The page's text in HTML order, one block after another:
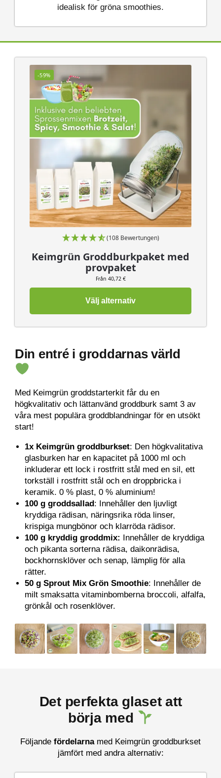
idealisk för gröna smoothies.
-59%
(108 Bewertungen)
Keimgrün Groddburkpaket med
provpaket
Från 40,72 €
Välj alternativ
Din entré i groddarnas värld
Med Keimgrün groddstarterkit får du en
högkvalitativ och lättanvänd groddburk samt 3 av
våra mest populära groddblandningar för en utsökt
start!
1x Keimgrün groddburkset: Den högkvalitativa
glasburken har en kapacitet på 1000 ml och
inkluderar ett lock i rostfritt stål med en sil, ett
torkställ i rostfritt stål och en droppbricka i
keramik. 0 % plast, 0 % aluminium!
100 g groddsallad: Innehåller den ljuvligt
kryddiga rädisan, näringsrika röda linser,
krispiga mungbönor och klarröda rädisor.
100 g kryddig groddmix: Innehåller de kryddiga
och pikanta sorterna rädisa, daikonrädisa,
bockhornsklöver och senap, lämplig för alla
rätter.
50 g Sprout Mix Grön Smoothie: Innehåller de
milt smaksatta vitaminbomberna broccoli, alfalfa,
grönkål och rosenklöver.
Det perfekta glaset att
börja med
Följande fördelarnamed Keimgrün groddburkset
jämfört med andra alternativ: